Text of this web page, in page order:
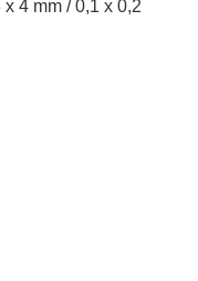
4 mm / 0,1 x 0,2